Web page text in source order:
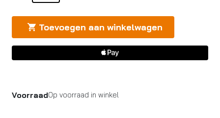
Toevoegen aan winkelwagen
VoorraadOp voorraad in winkel